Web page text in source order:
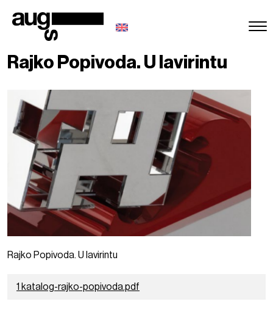
Rajko Popivoda. U lavirintu
Rajko Popivoda. U lavirintu
1 katalog-rajko-popivoda.pdf